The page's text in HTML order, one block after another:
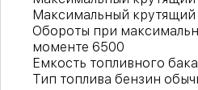
Максимальный
Обороты при
моменте 6500
Емкость топливного
Тип топлива бензин